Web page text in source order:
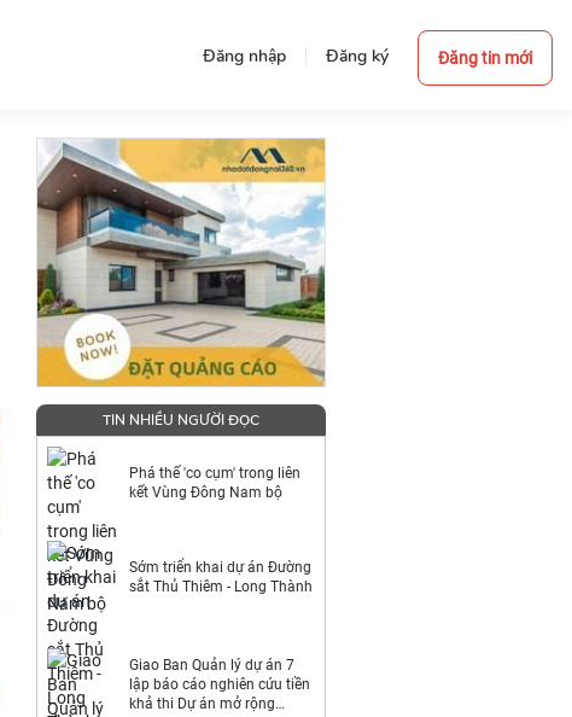
Đăng nhập Đăng ký Đăng tin mới
TIN NHIỀU NGƯỜI ĐỌC
Phá thế 'co cụm' trong liên
kết Vùng Đông Nam bộ
Sớm triển khai dự án Đường
sắt Thủ Thiêm - Long Thành
Giao Ban Quản lý dự án 7
lập báo cáo nghiên cứu tiền
khả thi Dự án mở rộng